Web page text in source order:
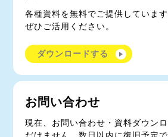
各種資料を無料でご提供しています
ぜひご活用ください。
ダウンロードする
お問い合わせ
現在、お問い合わせ・資料ダウン